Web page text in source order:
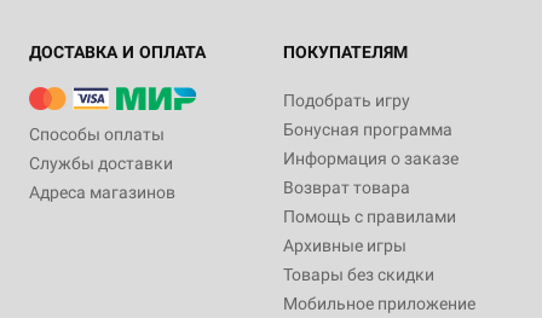
ДОСТАВКА И ОПЛАТА
Способы оплаты
Службы доставки
Адреса магазинов
ПОКУПАТЕЛЯМ
Подобрать игру
Бонусная программа
Информация о заказе
Возврат товара
Помощь с правилами
Архивные игры
Товары без скидки
Мобильное приложение